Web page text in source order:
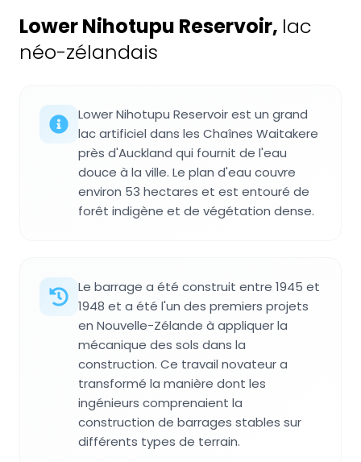
Lower Nihotupu Reservoir, lac
néo-zélandais
Lower Nihotupu Reservoir est un grand
lac artificiel dans les Chaînes Waitakere
près d'Auckland qui fournit de l'eau
douce à la ville. Le plan d'eau couvre
environ 53 hectares et est entouré de
forêt indigène et de végétation dense.
Le barrage a été construit entre 1945 et
1948 et a été l'un des premiers projets
en Nouvelle-Zélande à appliquer la
mécanique des sols dans la
construction. Ce travail novateur a
transformé la manière dont les
ingénieurs comprenaient la
construction de barrages stables sur
différents types de terrain.